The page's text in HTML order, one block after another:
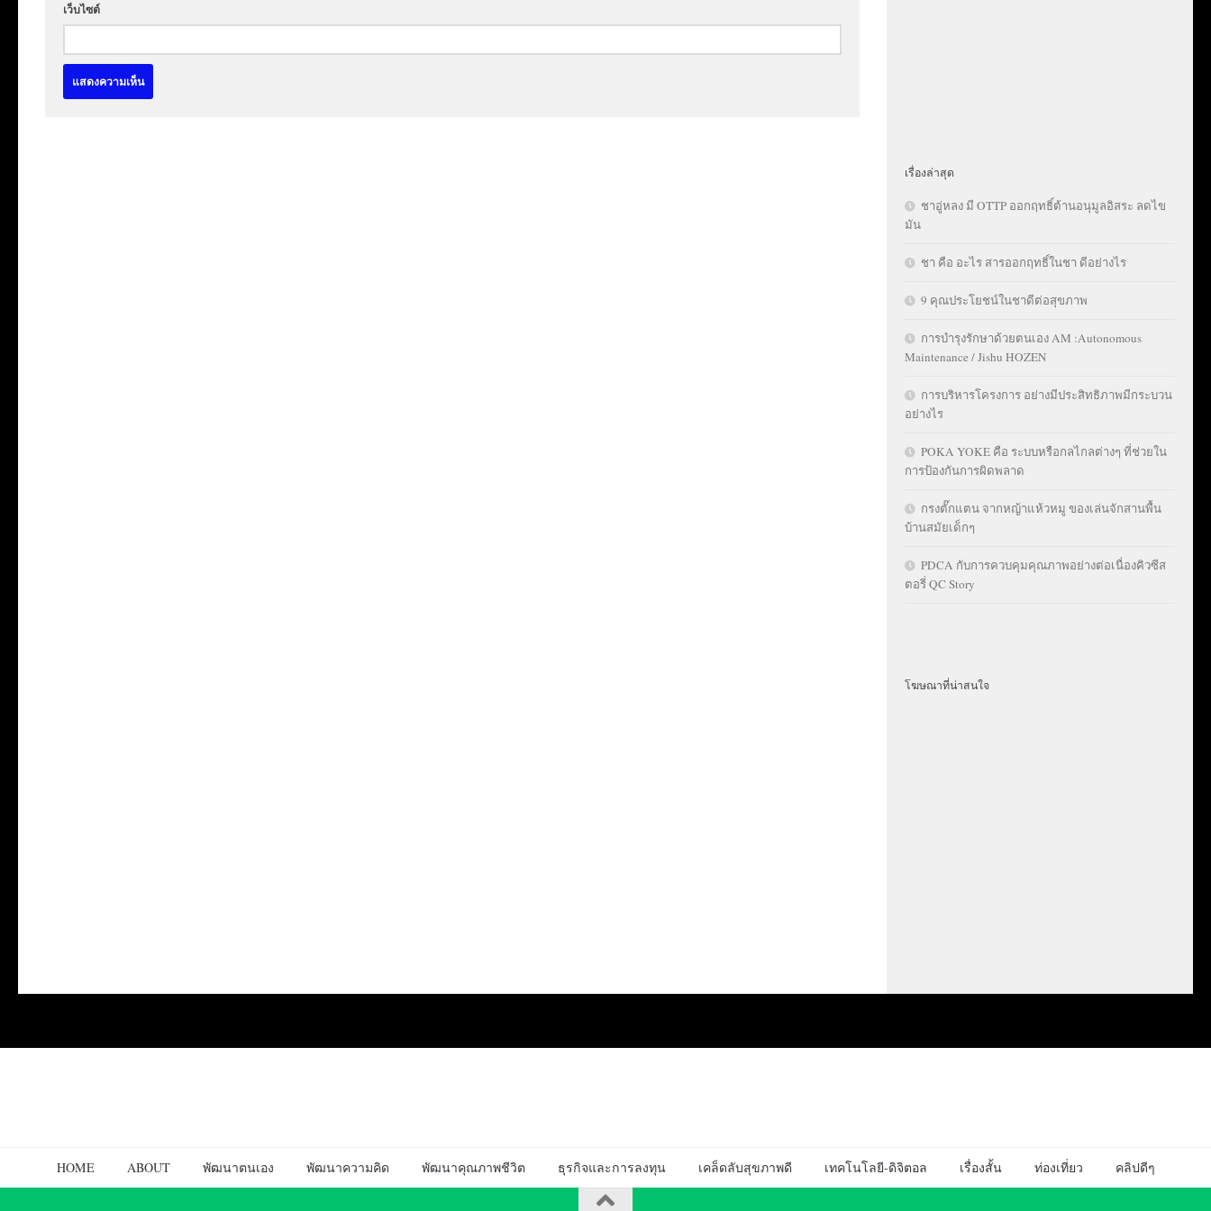
เว็บไซต์
เรื่องล่าสุด
ชาอู่หลง มี OTTP ออกฤทธิ์ต้านอนุมูลอิสระ ลดไข
มัน
ชา คือ อะไร สารออกฤทธิ์ในชา ดีอย่างไร
9 คุณประโยชน์ในชาดีต่อสุขภาพ
การบำรุงรักษาด้วยตนเอง AM :Autonomous
Maintenance / Jishu HOZEN
การบริหารโครงการ อย่างมีประสิทธิภาพมีกระบวน
อย่างไร
POKA YOKE คือ ระบบหรือกลไกลต่างๆ ที่ช่วยใน
การป้องกันการผิดพลาด
กรงตั๊กแตน จากหญ้าแห้วหมู ของเล่นจักสานพื้น
บ้านสมัยเด็กๆ
PDCA กับการควบคุมคุณภาพอย่างต่อเนื่องคิวซีส
ตอรี่ QC Story
โฆษณาที่น่าสนใจ
HOME ABOUT พัฒนาตนเอง พัฒนาความคิด พัฒนาคุณภาพชีวิต ธุรกิจและการลงทุน เคล็ดลับสุขภาพดี เทคโนโลยี-ดิจิตอล เรื่องสั้น ท่องเที่ยว คลิปดีๆ